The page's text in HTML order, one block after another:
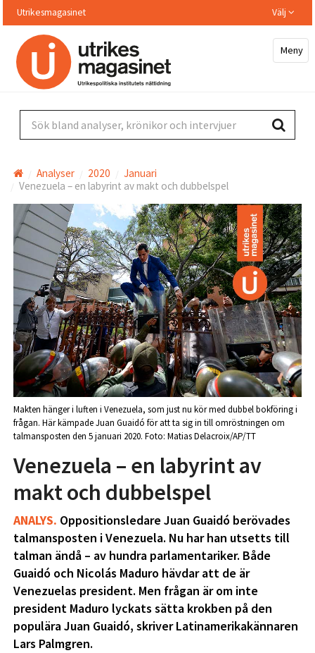
Hoppa
huvudinnehållet
Utrikesmagasinet Välj
Meny
Analyser 2020
Januari
Venezuela – en labyrint av makt och dubbelspel
Makten hänger i luften i Venezuela, som just nu kör med dubbel bokföring i
frågan. Här kämpade Juan Guaidó för att ta sig in till omröstningen om
talmansposten den 5 januari 2020. Foto: Matias Delacroix/AP/TT
Venezuela – en labyrint av
makt och dubbelspel
ANALYS. Oppositionsledare Juan Guaidó berövades
talmansposten i Venezuela. Nu har han utsetts till
talman ändå – av hundra parlamentariker. Både
Guaidó och Nicolás Maduro hävdar att de är
Venezuelas president. Men frågan är om inte
president Maduro lyckats sätta krokben på den
populära Juan Guaidó, skriver Latinamerikakännaren
Lars Palmgren.